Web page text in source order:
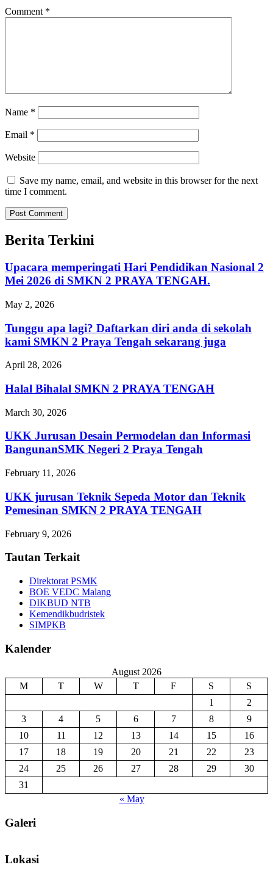
Comment *
Name *
Email *
Website
Save my name, email, and website in this browser for the next
time I comment.
Berita Terkini
Upacara memperingati Hari Pendidikan Nasional 2
Mei 2026 di SMKN 2 PRAYA TENGAH.
May 2, 2026
Tunggu apa lagi? Daftarkan diri anda di sekolah
kami SMKN 2 Praya Tengah sekarang juga
April 28, 2026
Halal Bihalal SMKN 2 PRAYA TENGAH
March 30, 2026
UKK Jurusan Desain Permodelan dan Informasi
BangunanSMK Negeri 2 Praya Tengah
February 11, 2026
UKK jurusan Teknik Sepeda Motor dan Teknik
Pemesinan SMKN 2 PRAYA TENGAH
February 9, 2026
Tautan Terkait
Direktorat PSMK
BOE VEDC Malang
DIKBUD NTB
Kemendikbudristek
SIMPKB
Kalender
August 2026
M
T W T F S
S
1
2
3
4 5 6 7 8
9
10
11 12 13 14 15
16
17
18 19 20 21 22
23
24
25 26 27 28 29
30
31
« May
Galeri
Lokasi